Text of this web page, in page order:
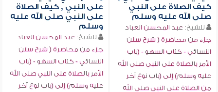
كيف الصلاة على النبي
صلى الله عليه وسلم
للشيخ: عبد المحسن العباد
جزء من محاضرة ( شرح سنن
النسائي - كتاب السهو - (باب
الأمر بالصلاة على النبي صلى الله
عليه وسلم) إلى (باب نوع آخر
من الصلاة على النبي صلى الله
على النبي , كيف الصلاة
على النبي صلى الله عليه
وسلم
للشيخ: عبد المحسن العباد
جزء من محاضرة ( شرح سنن
النسائي - كتاب السهو - (باب
الأمر بالصلاة على النبي صلى الله
عليه وسلم) إلى (باب نوع آخر